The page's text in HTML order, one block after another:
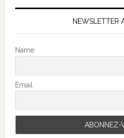
NEWSLETTER
Name
Email